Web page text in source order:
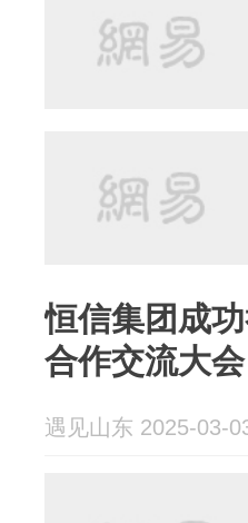
恒信集团成
合作交流大会
遇见山东 2025-03-